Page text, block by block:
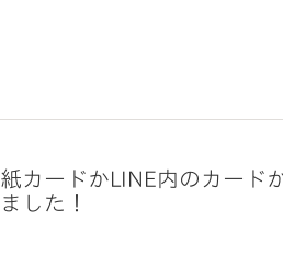
カードかLINE内のカード
した！